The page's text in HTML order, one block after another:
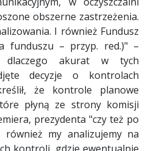
obszerne zastrzeżenia.
I również Fundusz
funduszu – przyp. red.)" –
dlaczego akurat w tych
decyzje o kontrolach
że kontrole planowe
płyną ze strony komisji
prezydenta "czy też po
my analizujemy na